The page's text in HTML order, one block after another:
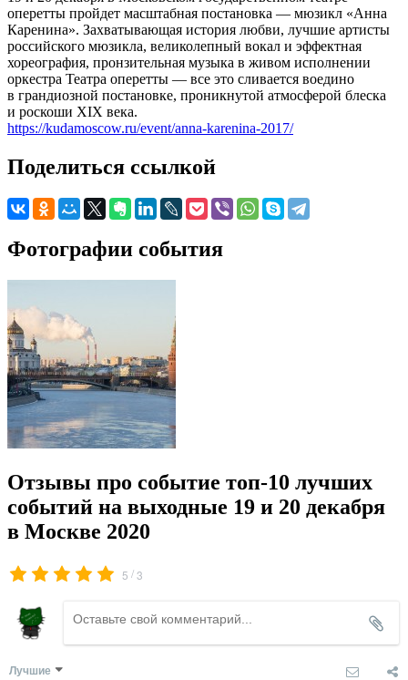
оперетты пройдет масштабная постановка — мюзикл «Анна
Каренина». Захватывающая история любви, лучшие артисты
российского мюзикла, великолепный вокал и эффектная
хореография, пронзительная музыка в живом исполнении
оркестра Театра оперетты — все это сливается воедино
в грандиозной постановке, проникнутой атмосферой блеска
и роскоши XIX века.
https://kudamoscow.ru/event/anna-karenina-2017/
Поделиться ссылкой
Фотографии события
Отзывы про событие топ-10 лучших
событий на выходные 19 и 20 декабря
в Москве 2020
5 /3
Лучшие